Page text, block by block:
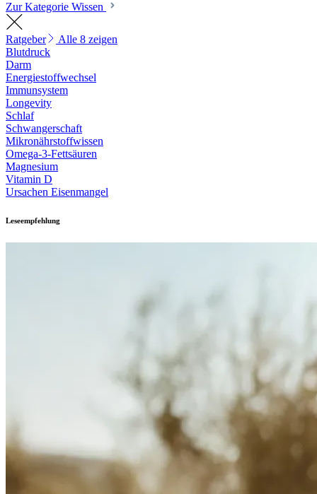
Zur Kategorie Wissen
Ratgeber
Alle 8 zeigen
Blutdruck
Darm
Energiestoffwechsel
Immunsystem
Longevity
Schlaf
Schwangerschaft
Mikronährstoffwissen
Omega-3-Fettsäuren
Magnesium
Vitamin D
Ursachen Eisenmangel
Leseempfehlung